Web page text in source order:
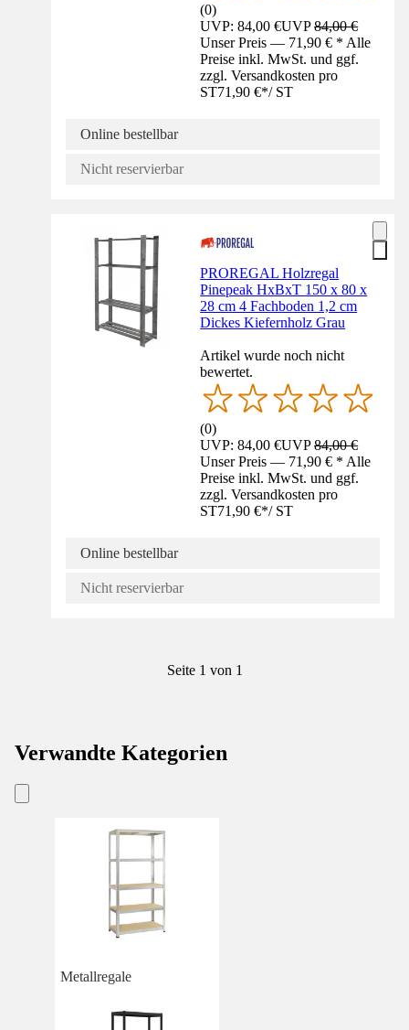
(0)
UVP: 84,00 €UVP84,00 €
Unser Preis — 71,90 € * Alle
Preise inkl. MwSt. und ggf.
zzgl. Versandkosten pro
ST71,90 €*/ ST
Online bestellbar
Nicht reservierbar
PROREGAL Holzregal
Pinepeak HxBxT 150 x 80 x
28 cm 4 Fachboden 1,2 cm
Dickes Kiefernholz Grau
Artikel wurde noch nicht
bewertet.
(0)
UVP: 84,00 €UVP84,00 €
Unser Preis — 71,90 € * Alle
Preise inkl. MwSt. und ggf.
zzgl. Versandkosten pro
ST71,90 €*/ ST
Online bestellbar
Nicht reservierbar
Seite 1 von 1
Verwandte Kategorien
Metallregale